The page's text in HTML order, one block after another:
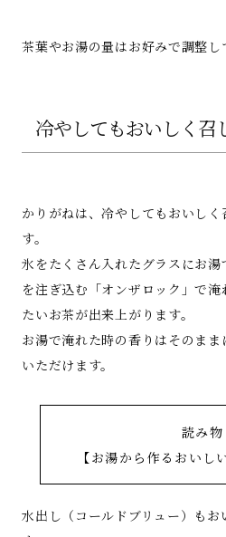
茶葉やお湯の量はお好みで調整し
冷やしてもおいしく召
かりがねは、冷やしてもおいし
す。
氷をたくさん入れたグラスにお
を注ぎ込む「オンザロック」で
たいお茶が出来上がります。
お湯で淹れた時の香りはそのま
いただけます。
読み物
【お湯から作るおいし
水出し（コールドブリュー）もお